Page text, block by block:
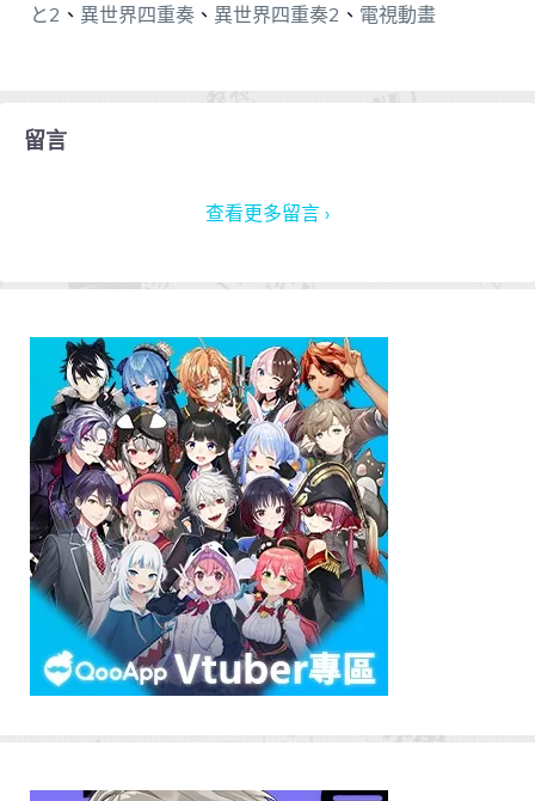
と2 、 異世界四重奏 、 異世界四重奏2 、 電視動畫
留言
查看更多留言 ›